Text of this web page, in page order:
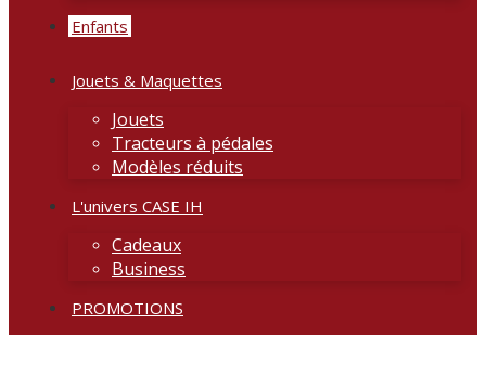
Enfants
Jouets & Maquettes
Jouets
Tracteurs à pédales
Modèles réduits
L'univers CASE IH
Cadeaux
Business
PROMOTIONS